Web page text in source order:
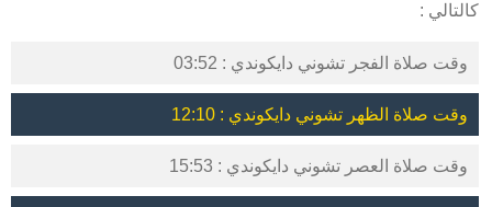
كالتالي :
وقت صلاة الفجر تشوني دايكوندي : 03:52
وقت صلاة الظهر تشوني دايكوندي : 12:10
وقت صلاة العصر تشوني دايكوندي : 15:53